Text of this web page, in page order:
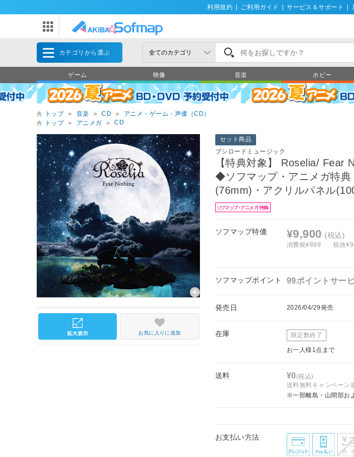
利用規約 ご利用ガイド サービス＆サポート
カテゴリから選ぶ
ゲーム 映像 音楽 ホビー
トップ ＞ 音楽 ＞ CD ＞
アニメ・ゲーム・声優（CD）
トップ
＞ アニメガ ＞ CD
セット商品
ブシロードミュージック
【特典対象】 Roselia/ Fear
◆ソフマップ・アニメガ特典
(76mm)・アクリルパネル
ソフマップ・アニメガ特典
ソフマップ特価 ¥9,900 (税込)
消費税¥899 税抜
ソフマップポイント 99ポイントサー
発売日 2026/04/29発売
在庫 限定数終了
お一人様1点まで
送料 ¥0(税込)
送料無料キャンペーン
※一部離島・山間部お
お支払い方法
お気に入りに追加